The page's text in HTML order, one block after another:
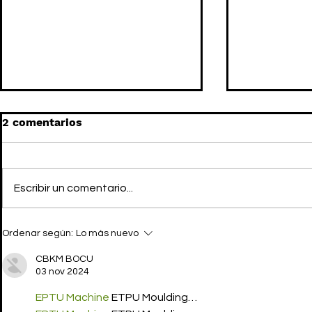
JAYSON TATUM como
nuevo embajador
2 comentarios
Escribir un comentario...
Ordenar según: Lo más nuevo
CBKM BOCU
03 nov 2024
EPTU Machine ETPU Moulding…